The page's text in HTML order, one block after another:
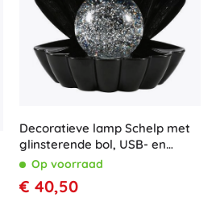
Decoratieve lamp Schelp met
glinsterende bol, USB- en
batterijvoeding
Op voorraad
€ 40,50